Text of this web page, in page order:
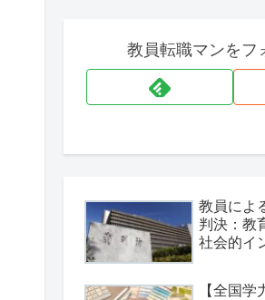
教員転職マンをフ
教員によ
判決：教
社会的イ
【全国